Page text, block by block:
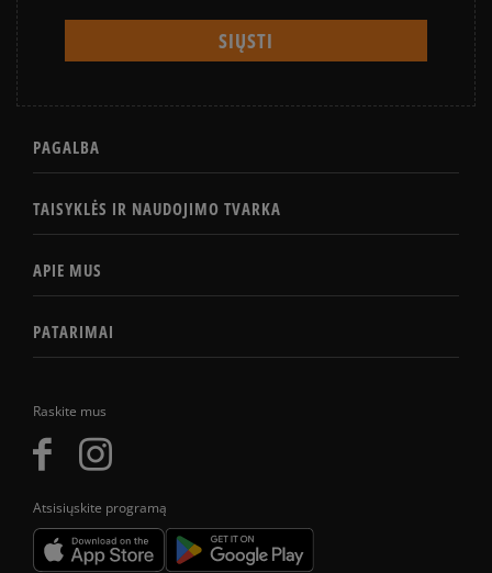
Raskite mus
Atsisiųskite programą
PAGALBA
TAISYKLĖS IR NAUDOJIMO TVARKA
APIE MUS
PATARIMAI